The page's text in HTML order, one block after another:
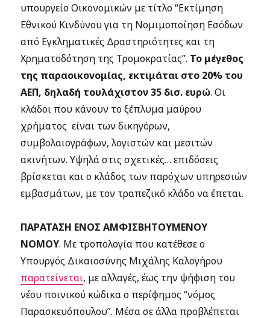
υπουργείο Οικονομικών με τίτλο “Εκτίμηση
Εθνικού Κινδύνου για τη Νομιμοποίηση Εσόδων
από Εγκληματικές Δραστηριότητες και τη
Χρηματοδότηση της Τρομοκρατίας”. Το μέγεθος
της παραοικονομίας, εκτιμάται στο 20% του
ΑΕΠ, δηλαδή τουλάχιστον 35 δισ. ευρώ. Οι
κλάδοι που κάνουν το ξέπλυμα μαύρου
χρήματος είναι των δικηγόρων,
συμβολαιογράφων, λογιστών και μεσιτών
ακινήτων. Υψηλά στις σχετικές… επιδόσεις
βρίσκεται και ο κλάδος των παρόχων υπηρεσιών
εμβασμάτων, με τον τραπεζικό κλάδο να έπεται.
ΠΑΡΑΤΑΣΗ ΕΝΟΣ ΑΜΦΙΣΒΗΤΟΥΜΕΝΟΥ
ΝΟΜΟΥ. Με τροπολογία που κατέθεσε ο
Υπουργός Δικαιοσύνης Μιχάλης Καλογήρου
παρατείνεται, με αλλαγές, έως την ψήφιση του
νέου ποινικού κώδικα ο περίφημος “νόμος
Παρασκευόπουλου”. Μέσα σε άλλα προβλέπεται